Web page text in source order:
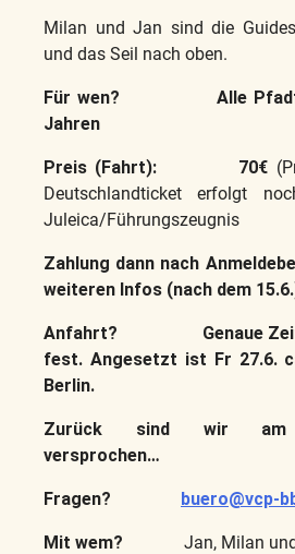
Milan und Jan sind die
und das Seil nach oben.
Für wen? Alle
Jahren
Preis (Fahrt): 70€
Deutschlandticket erfolgt
Juleica/Führungszeugnis
Zahlung dann nach
weiteren Infos (nach dem
Anfahrt? Genaue Zeit
fest. Angesetzt ist Fr 27.6.
Berlin.
Zurück sind wir am
versprochen…
Fragen? buero@vcp-
Mit wem? Jan, Milan